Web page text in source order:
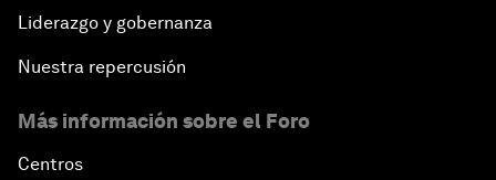
Liderazgo y gobernanza
Nuestra repercusión
Más información sobre el Foro
Centros